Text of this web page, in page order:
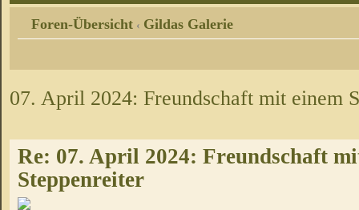
Foren-Übersicht ‹ Gildas Galerie
07. April 2024: Freundschaft mit einem
Re: 07. April 2024: Freundschaft
Steppenreiter